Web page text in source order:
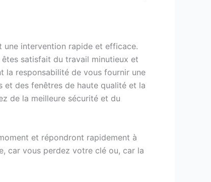
une intervention rapide et efficace.
satisfait du travail minutieux et
la responsabilité de vous fournir une
des fenêtres de haute qualité et la
de la meilleure sécurité et du
et répondront rapidement à
car vous perdez votre clé ou, car la